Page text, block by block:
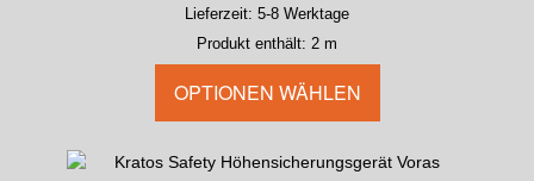
Lieferzeit: 5-8 Werktage
Produkt enthält: 2 m
OPTIONEN WÄHLEN